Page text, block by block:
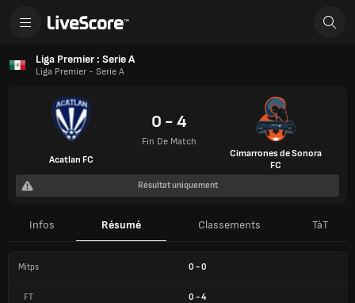
Liga Premier : Serie A
Liga Premier - Serie A
Acatlan FC
0 - 4
Fin De Match
Cimarrones de Sonora
FC
Résultat uniquement
Infos Résumé Classements TàT
Mitps 0 -0
FT 0 -4